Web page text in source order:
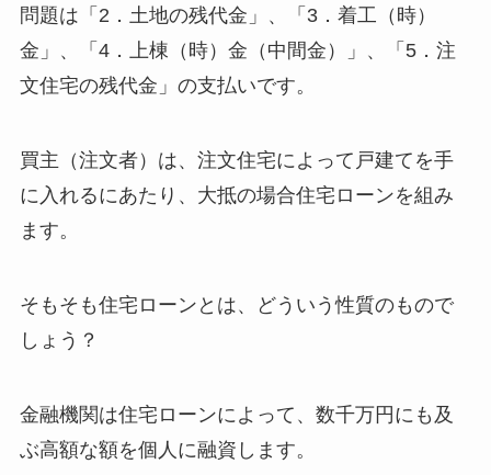
問題は「2．土地の残代金」、「3．着工（時）
金」、「4．上棟（時）金（中間金）」、「5．注
文住宅の残代金」の支払いです。
買主（注文者）は、注文住宅によって戸建てを手
に入れるにあたり、大抵の場合住宅ローンを組み
ます。
そもそも住宅ローンとは、どういう性質のもので
しょう？
金融機関は住宅ローンによって、数千万円にも及
ぶ高額な額を個人に融資します。